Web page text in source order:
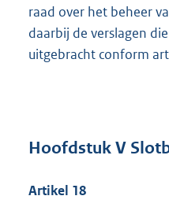
raad over het beheer
daarbij de verslagen
uitgebracht conform
Hoofdstuk V
Artikel 18